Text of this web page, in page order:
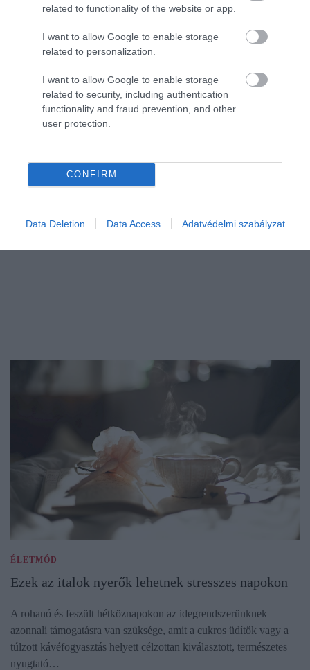
related to functionality of the website or app.
I want to allow Google to enable storage
related to personalization.
I want to allow Google to enable storage
related to security, including authentication
functionality and fraud prevention, and other
user protection.
CONFIRM
Data Deletion Data Access Adatvédelmi szabályzat
törlesztők
Az egyetemi felvételi pontszámok közzététele után megindult az
albérletkeresés. Vagy éppen az ötletlés, megéri-e kis lakást venni a
ÉLETMÓD
Ezek az italok nyerők lehetnek stresszes napokon
A rohanó és feszült hétköznapokon az idegrendszerünknek
azonnali támogatásra van szüksége, amit a cukros üdítők vagy a
túlzott kávéfogyasztás helyett célzottan kiválasztott, természetes
nyugtató…